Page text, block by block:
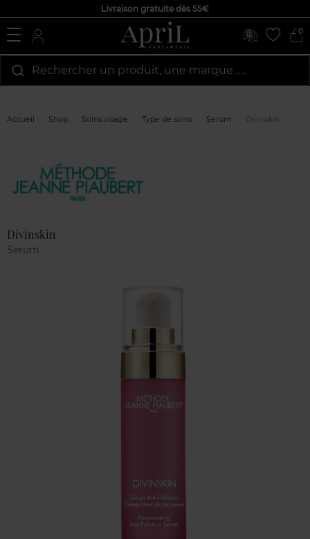
Livraison gratuite dès 55€
0
Rechercher un produit, une marque…...
Accueil Shop Soins visage Type de soins Serum Divinskin
Divinskin
Serum